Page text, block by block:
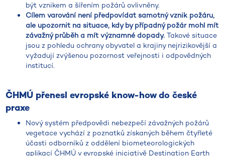
být vznikem a šířením požárů ovlivněny.
Cílem varování není předpovídat samotný vznik požáru,
ale upozornit na situace, kdy by případný požár mohl mít
závažný průběh a mít významné dopady.Takové situace
jsou z pohledu ochrany obyvatel a krajiny nejrizikovější a
vyžadují zvýšenou pozornost veřejnosti i odpovědných
institucí.
ČHMÚ přenesl evropské know-how do české
praxe
Nový systém předpovědi nebezpečí závažných požárů
vegetace vychází z poznatků získaných během čtyřleté
účasti odborníků z oddělení biometeorologických
aplikací ČHMÚ v evropské iniciativě Destination Earth